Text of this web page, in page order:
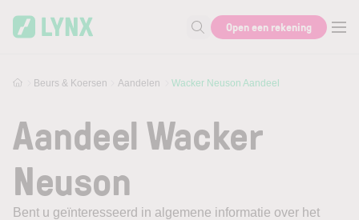
Zoek naar informatie
Open een rekening
Beurs & Koersen Aandelen Wacker Neuson Aandeel
Aandeel Wacker
Neuson
Bent u geïnteresseerd in algemene informatie over het